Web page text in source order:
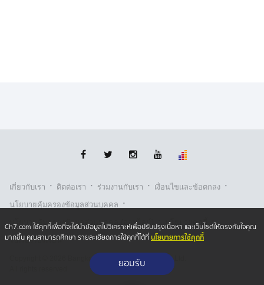
เกี่ยวกับเรา · ติตต่อเรา · ร่วมงานกับเรา · เงื่อนไขและข้อตกลง ·
นโยบายคุ้มครองข้อมูลส่วนบุคคล ·
นโยบายคุ้มครองข้อมูลส่วนบุคคล (ออนไลน์) · นโยบายคุกกี้ ·
รับเรื่องร้องเรียน
Copyright © 2026 Bangkok Broadcasting & T.V. Co.,Ltd.
Ch7.com ใช้คุกกี้เพื่อที่จะได้นำข้อมูลไปวิเคราะห์เพื่อปรับปรุงเนื้อหา และเว็บไซต์ให้ตรงกับใจคุณ
มากขึ้น คุณสามารถศึกษา รายละเอียดการใช้คุกกี้ได้ที่นโยบายการใช้คุกกี้
ยอมรับ